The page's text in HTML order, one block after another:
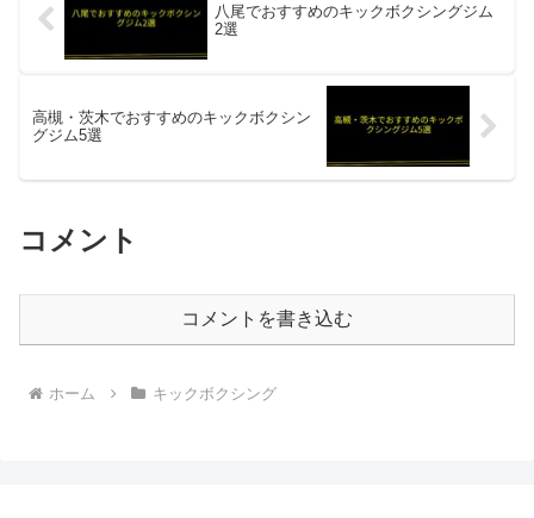
八尾でおすすめのキックボクシングジム
2選
高槻・茨木でおすすめのキックボクシン
グジム5選
コメント
コメントを書き込む
ホーム キックボクシング